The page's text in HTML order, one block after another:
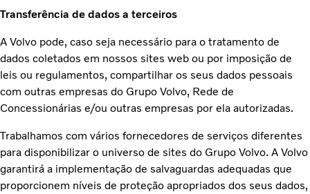
Transferência de dados a terceiros
A Volvo pode, caso seja necessário para o tratamento de
dados coletados em nossos sites web ou por imposição de
leis ou regulamentos, compartilhar os seus dados pessoais
com outras empresas do Grupo Volvo, Rede de
Concessionárias e/ou outras empresas por ela autorizadas.
Trabalhamos com vários fornecedores de serviços diferentes
para disponibilizar o universo de sites do Grupo Volvo. A Volvo
garantirá a implementação de salvaguardas adequadas que
proporcionem níveis de proteção apropriados dos seus dados,